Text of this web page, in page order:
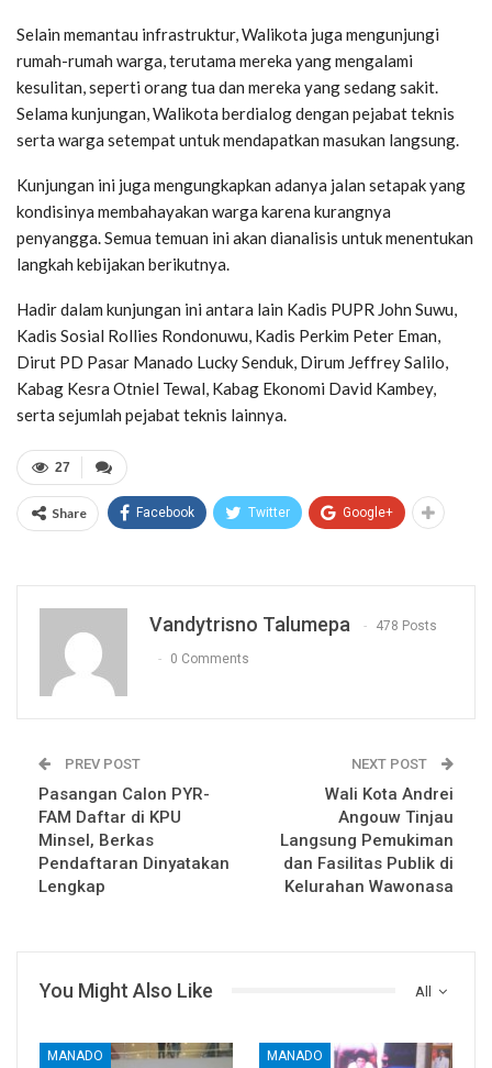
Selain memantau infrastruktur, Walikota juga mengunjungi
rumah-rumah warga, terutama mereka yang mengalami
kesulitan, seperti orang tua dan mereka yang sedang sakit.
Selama kunjungan, Walikota berdialog dengan pejabat teknis
serta warga setempat untuk mendapatkan masukan langsung.
Kunjungan ini juga mengungkapkan adanya jalan setapak yang
kondisinya membahayakan warga karena kurangnya
penyangga. Semua temuan ini akan dianalisis untuk menentukan
langkah kebijakan berikutnya.
Hadir dalam kunjungan ini antara lain Kadis PUPR John Suwu,
Kadis Sosial Rollies Rondonuwu, Kadis Perkim Peter Eman,
Dirut PD Pasar Manado Lucky Senduk, Dirum Jeffrey Salilo,
Kabag Kesra Otniel Tewal, Kabag Ekonomi David Kambey,
serta sejumlah pejabat teknis lainnya.
27
Share Facebook Twitter Google+
Vandytrisno Talumepa 478 Posts
0 Comments
PREV POST
Pasangan Calon PYR-
FAM Daftar di KPU
Minsel, Berkas
Pendaftaran Dinyatakan
Lengkap
NEXT POST
Wali Kota Andrei
Angouw Tinjau
Langsung Pemukiman
dan Fasilitas Publik di
Kelurahan Wawonasa
All
You Might Also Like
MANADO MANADO